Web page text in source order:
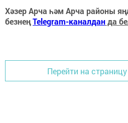
Хәзер Арча һәм Арча районы
безнеңTelegram-каналданда
Перейти на